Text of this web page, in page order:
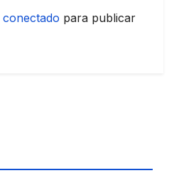
conectado para publicar